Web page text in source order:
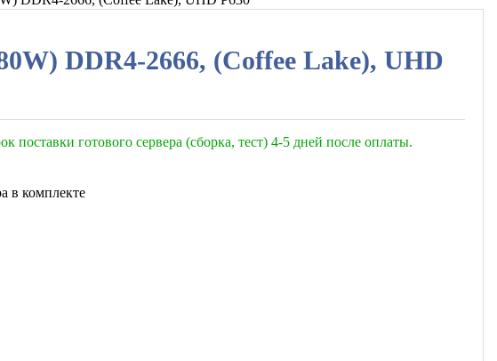
DDR4-2666, (Coffee Lake), UHD
поставки готового сервера (сборка, тест) 4-5 дней после оплаты.
в комплекте